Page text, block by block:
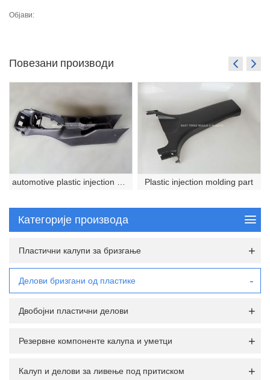
Објави:
Повезани производи
Plastic injection molding part
Категорије производа
Пластични калупи за бризгање
Делови бризгани од пластике
Двобојни пластични делови
Резервне компоненте калупа и уметци
Калуп и делови за ливење под притиском